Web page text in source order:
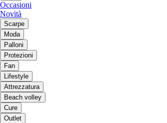
Occasioni
Novità
Scarpe
Moda
Palloni
Protezioni
Fan
Lifestyle
Attrezzatura
Beach volley
Cure
Outlet